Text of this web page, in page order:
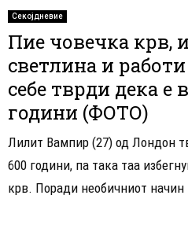
Секојдневие
Пие човечка крв,
светлина и
себе тврди дека е
години (ФОТО)
Лилит Вампир (27) од Лондон
600 години, па така таа
крв. Поради необичниот начин